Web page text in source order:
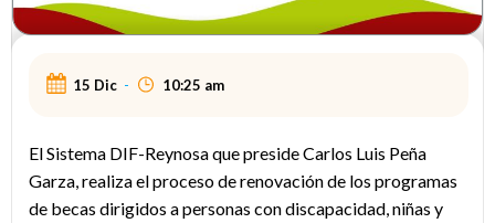
15 Dic - 10:25 am
El Sistema DIF-Reynosa que preside Carlos Luis Peña
Garza, realiza el proceso de renovación de los programas
de becas dirigidos a personas con discapacidad, niñas y